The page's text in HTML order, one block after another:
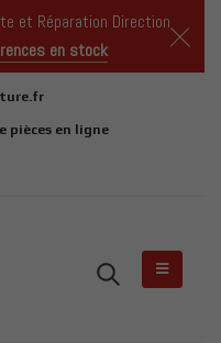
et Réparation Direction
en stock
pièces en ligne